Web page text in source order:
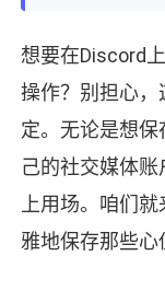
想要在Discord
操作？别担心
定。无论是想
己的社交媒体
上用场。咱们
雅地保存那些心